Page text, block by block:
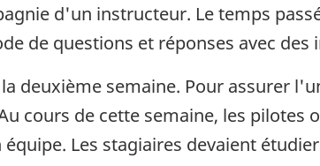
d'un instructeur. Le temps
de questions et réponses avec des
deuxième semaine. Pour assurer
cours de cette semaine, les pilotes
Les stagiaires devaient